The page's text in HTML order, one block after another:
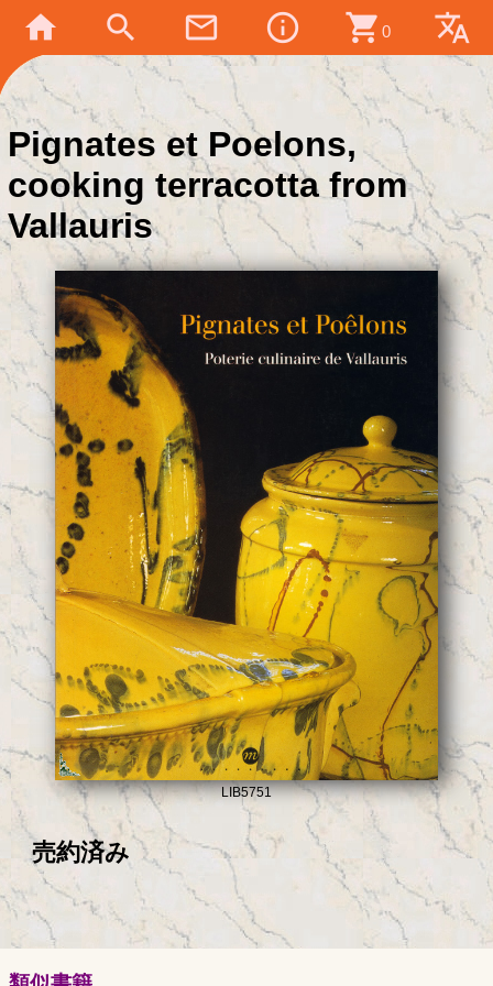
home search mail_outline info_outline shopping_cart 0 translate
Pignates et Poelons,
cooking terracotta from
Vallauris
LIB5751
売約済み